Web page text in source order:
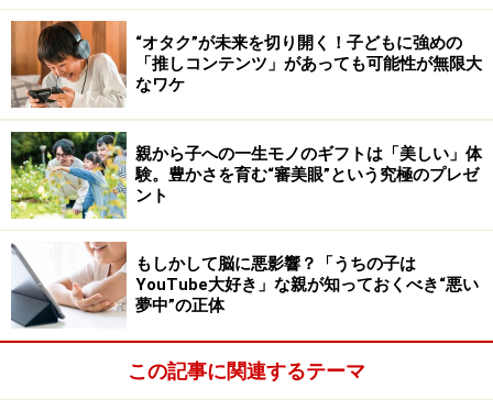
ングハウスの忘却曲線」をご存知ない方がいらっしゃっ
たら、ぜひネットで調べて、お子さんと共有してもらえ
たらと思います。
まとめて覚えたものはまとめて忘れます。イベント的に
「今日一日はこれを徹底的に覚える日にする！」とモチ
ベーションを高めて取り組むのは良いですが、基本的に
は、ペンキを2度塗り、3度塗りするように、間を空けて
くり返し覚えていきましょう。
残念な勉強法 第4位：身近なことに置き換
えて覚えない
“オタク”が未来を切り開く！子どもに強めの
「推しコンテンツ」があっても可能性が無限大
なワケ
親から子への一生モノのギフトは「美しい」体
験。豊かさを育む“審美眼”という究極のプレゼ
ント
もしかして脳に悪影響？「うちの子は
YouTube大好き」な親が知っておくべき“悪い
夢中”の正体
この記事に関連するテーマ